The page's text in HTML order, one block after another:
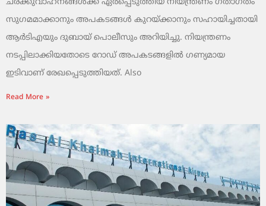
ചരക്കുവാഹനങ്ങൾക്ക് ഏർപ്പെടുത്തിയ നിയന്ത്രണം ഗതാഗതം
സുഗമമാക്കാനും അപകടങ്ങൾ കുറയ്ക്കാനും സഹായിച്ചതായി
ആർടിഎയും ദുബായ് പൊലീസും അറിയിച്ചു. നിയന്ത്രണം
നടപ്പിലാക്കിയതോടെ റോഡ് അപകടങ്ങളിൽ ഗണ്യമായ
ഇടിവാണ് രേഖപ്പെടുത്തിയത്. Also
Read More »